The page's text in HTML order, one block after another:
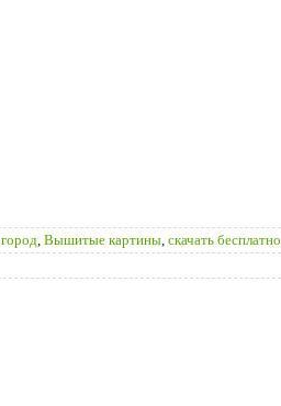
город Вышитые картины скачать бесплатно